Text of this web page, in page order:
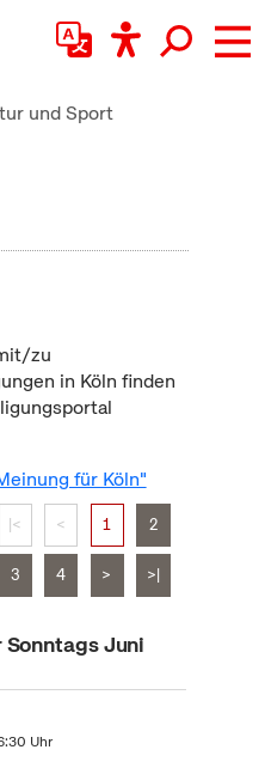
und Sport
zu
in Köln finden
für Köln"
|< < 1 2
3 4 > >|
Juni
Uhr